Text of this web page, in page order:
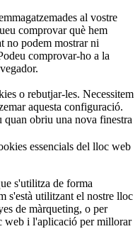
al vostre
comprovar què hem
no podem mostrar ni
comprovar-ho a la
o rebutjar-les. Necessitem
aquesta configuració.
quan obriu una nova finestra
essencials del lloc web
s'utilitza de forma
s'està utilitzant el nostre lloc
de màrqueting, o per
web i l'aplicació per millorar